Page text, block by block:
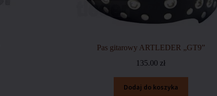
Pas gitarowy ARTLEDER „GT9”
135.00 zł
Dodaj do koszyka